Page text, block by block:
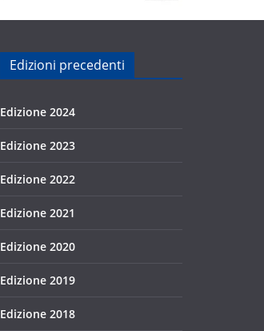
Edizioni precedenti
Edizione 2024
Edizione 2023
Edizione 2022
Edizione 2021
Edizione 2020
Edizione 2019
Edizione 2018